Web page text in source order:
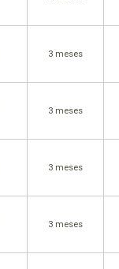
3 meses
3 meses
3 meses
3 meses